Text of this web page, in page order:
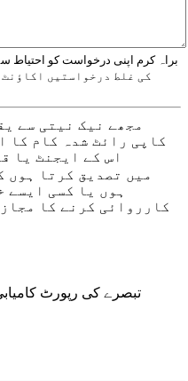
براہ کرم اپنی درخواست کو احتیاط
مجھے نیک نیتی سے
کاپی رائٹ شدہ کام کا
اس کے ایجنٹ یا
میں تصدیق کرتا ہوں
ہوں یا کسی ایسے
کارروائی کرنے کا
تبصرے کی رپورٹ